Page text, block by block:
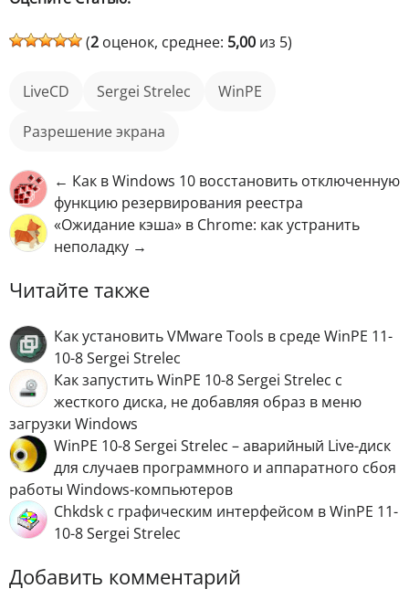
(2 оценок, среднее: 5,00 из 5)
LiveCD Sergei Strelec
WinPE
Разрешение экрана
← Как в Windows 10 восстановить отключенную
функцию резервирования реестра
«Ожидание кэша» в Chrome: как устранить
неполадку →
Читайте также
Как установить VMware Tools в среде WinPE 11-
10-8 Sergei Strelec
Как запустить WinPE 10-8 Sergei Strelec с
жесткого диска, не добавляя образ в меню
загрузки Windows
WinPE 10-8 Sergei Strelec – аварийный Live-диск
для случаев программного и аппаратного сбоя
работы Windows-компьютеров
Chkdsk с графическим интерфейсом в WinPE 11-
10-8 Sergei Strelec
Добавить комментарий